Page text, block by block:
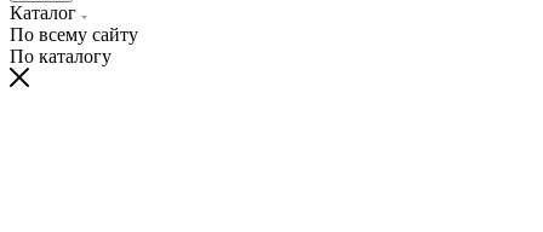
Каталог
По всему сайту
По каталогу